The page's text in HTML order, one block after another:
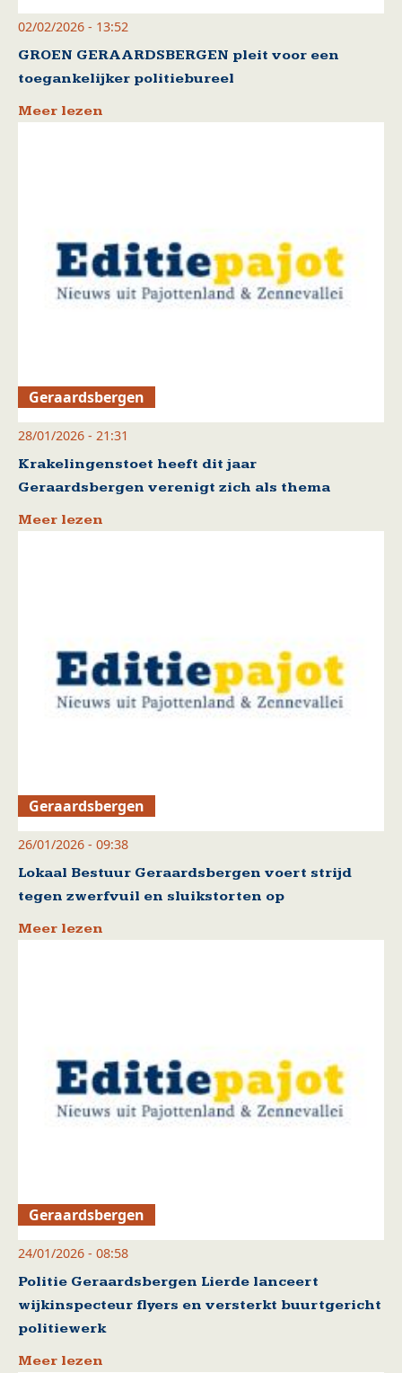
02/02/2026 - 13:52
GROEN GERAARDSBERGEN pleit voor een
toegankelijker politiebureel
Meer lezen
Geraardsbergen
28/01/2026 - 21:31
Krakelingenstoet heeft dit jaar
Geraardsbergen verenigt zich als thema
Meer lezen
Geraardsbergen
26/01/2026 - 09:38
Lokaal Bestuur Geraardsbergen voert strijd
tegen zwerfvuil en sluikstorten op
Meer lezen
Geraardsbergen
24/01/2026 - 08:58
Politie Geraardsbergen Lierde lanceert
wijkinspecteur flyers en versterkt buurtgericht
politiewerk
Meer lezen